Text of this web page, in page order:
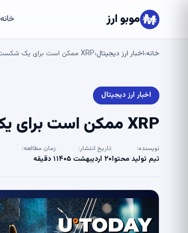
موبو ارز خانه
خانه›اخبار ارز دیجیتال›XRP ممکن است برای یک شکست سریع آماده باشد – U.Today
اخبار ارز دیجیتال
XRP ممکن است برای یک شکست سریع آماده باشد – U.Today
نویسنده:
تیم تولید محتوا
تاریخ انتشار:
۲۰ اردیبهشت ۱۴۰۵
زمان مطالعه:
۱ دقیقه